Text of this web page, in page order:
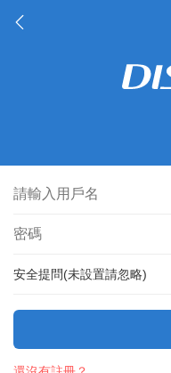
安全提問(未設置請忽略)